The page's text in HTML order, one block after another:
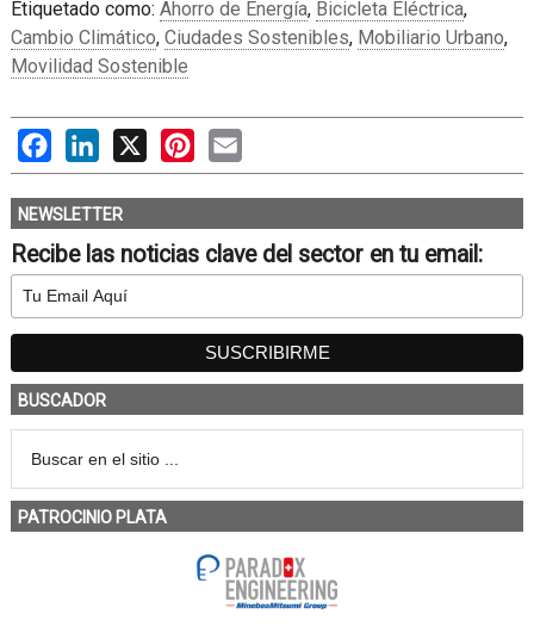
Etiquetado como: Ahorro de Energía, Bicicleta Eléctrica,
Cambio Climático, Ciudades Sostenibles, Mobiliario Urbano,
Movilidad Sostenible
FacebookLinkedIn
X PinterestEmail
NEWSLETTER
Recibe las noticias clave del sector en tu email:
BUSCADOR
PATROCINIO PLATA